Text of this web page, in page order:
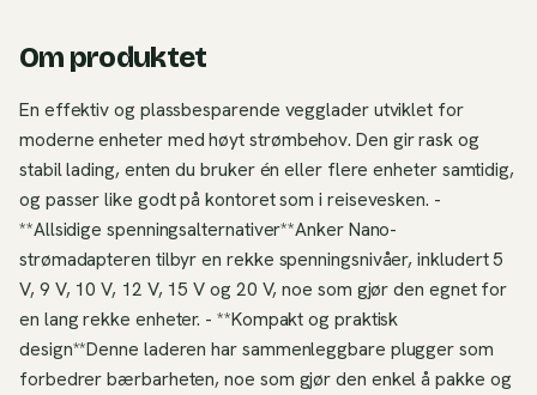
Om produktet
En effektiv og plassbesparende vegglader utviklet for
moderne enheter med høyt strømbehov. Den gir rask og
stabil lading, enten du bruker én eller flere enheter samtidig,
og passer like godt på kontoret som i reisevesken. -
**Allsidige spenningsalternativer**Anker Nano-
strømadapteren tilbyr en rekke spenningsnivåer, inkludert 5
V, 9 V, 10 V, 12 V, 15 V og 20 V, noe som gjør den egnet for
en lang rekke enheter. - **Kompakt og praktisk
design**Denne laderen har sammenleggbare plugger som
forbedrer bærbarheten, noe som gjør den enkel å pakke og